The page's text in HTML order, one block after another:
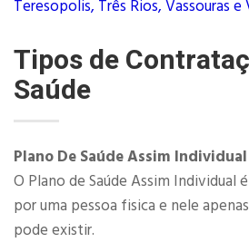
Teresopolis, Três Rios, Vassouras
Tipos de
Saúde
Plano De Saúde Assim Individual
O Plano de Saúde Assim Individual
por uma pessoa fisica e nele
pode existir.